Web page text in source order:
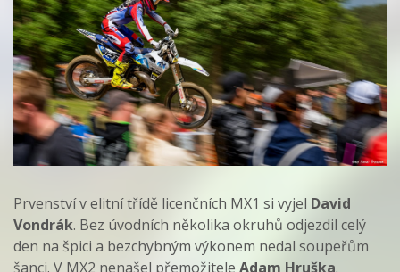
Prvenství v elitní třídě licenčních MX1 si vyjel David
Vondrák. Bez úvodních několika okruhů odjezdil celý
den na špici a bezchybným výkonem nedal soupeřům
šanci. V MX2 nenašel přemožitele Adam Hruška.